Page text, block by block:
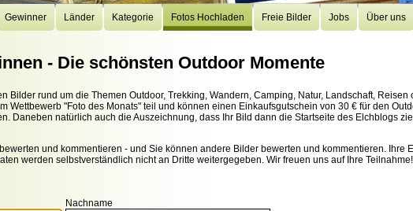
Gewinner Länder Kategorie Fotos Hochladen Freie Bilder Jobs Über uns
- Die schönsten Outdoor Momente
Bilder rund um die Themen Outdoor, Trekking, Wandern, Camping, Natur, Landschaft, Reisen
Wettbewerb "Foto des Monats" teil und können einen Einkaufsgutschein von 30 € für den
Daneben natürlich auch die Auszeichnung, dass Ihr Bild dann die Startseite des Elchblogs
und kommentieren - und Sie können andere Bilder bewerten und kommentieren. Ihre
werden selbstverständlich nicht an Dritte weitergegeben. Wir freuen uns auf Ihre Teilnahme!
Nachname